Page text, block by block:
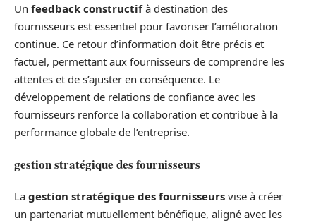
Un feedback constructifà destination des
fournisseurs est essentiel pour favoriser l’amélioration
continue. Ce retour d’information doit être précis et
factuel, permettant aux fournisseurs de comprendre les
attentes et de s’ajuster en conséquence. Le
développement de relations de confiance avec les
fournisseurs renforce la collaboration et contribue à la
performance globale de l’entreprise.
gestion stratégique des fournisseurs
La gestion stratégique des fournisseurs vise à créer
un partenariat mutuellement bénéfique, aligné avec les